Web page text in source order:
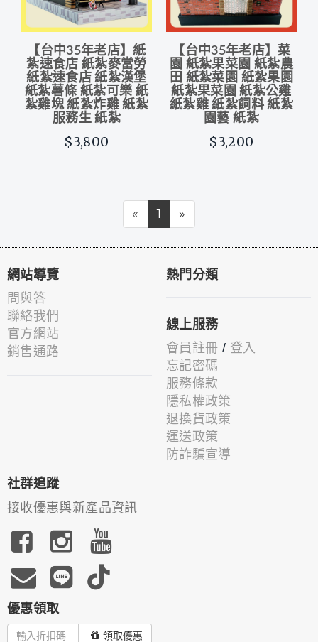
【台中35年老店】紙
紮速食店 紙紮麥當勞
紙紮速食店 紙紮漢堡
紙紮薯條 紙紮可樂 紙
紮雞塊 紙紮炸雞 紙紮
服務生 紙紮
$3,800
【台中35年老店】菜
園 紙紮果菜園 紙紮農
田 紙紮菜園 紙紮果園
紙紮果菜園 紙紮公雞
紙紮雞 紙紮飼料 紙紮
園藝 紙紮
$3,200
« 1 »
網站導覽
問與答
聯絡我們
官方網站
銷售通路
熱門分類
線上服務
會員註冊 / 登入
忘記密碼
服務條款
隱私權政策
退換貨政策
運送政策
防詐騙宣導
社群追蹤
接收優惠與新產品資訊
優惠領取
領取優惠